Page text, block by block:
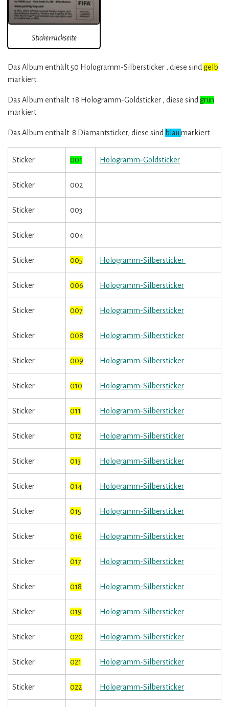
Stickerrückseite
Das Album enthält 50 Hologramm-Silbersticker , diese sind gelb
markiert
Das Album enthält 18 Hologramm-Goldsticker , diese sind grün
markiert
Das Album enthält 8 Diamantsticker, diese sind blau markiert
Sticker 001 Hologramm-Goldsticker
Sticker 002
Sticker 003
Sticker 004
Sticker 005 Hologramm-Silbersticker
Sticker 006 Hologramm-Silbersticker
Sticker 007 Hologramm-Silbersticker
Sticker 008 Hologramm-Silbersticker
Sticker 009 Hologramm-Silbersticker
Sticker 010 Hologramm-Silbersticker
Sticker 011 Hologramm-Silbersticker
Sticker 012 Hologramm-Silbersticker
Sticker 013 Hologramm-Silbersticker
Sticker 014 Hologramm-Silbersticker
Sticker 015 Hologramm-Silbersticker
Sticker 016 Hologramm-Silbersticker
Sticker 017 Hologramm-Silbersticker
Sticker 018 Hologramm-Silbersticker
Sticker 019 Hologramm-Silbersticker
Sticker 020 Hologramm-Silbersticker
Sticker 021 Hologramm-Silbersticker
Sticker 022 Hologramm-Silbersticker